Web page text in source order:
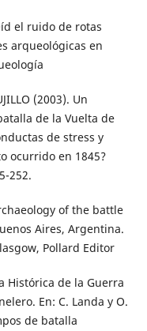
el ruido de rotas
arqueológicas en
(2003). Un
de la Vuelta de
de stress y
ocurrido en 1845?
252.
of the battle
Aires, Argentina.
Pollard Editor
Histórica de la Guerra
En: C. Landa y O.
de batalla